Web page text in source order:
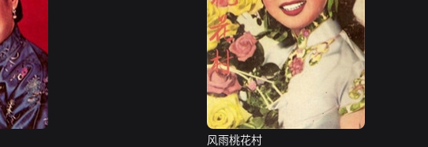
风雨桃花村